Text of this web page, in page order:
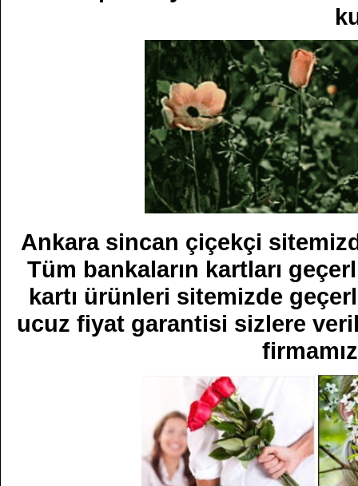
Ankara sincan çiçekçi
Tüm bankaların kartları
kartı ürünleri sitemizde
ucuz fiyat garantisi sizlere